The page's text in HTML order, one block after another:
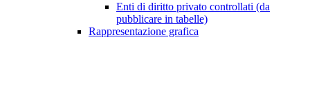
Enti di diritto privato controllati (da
pubblicare in tabelle)
Rappresentazione grafica